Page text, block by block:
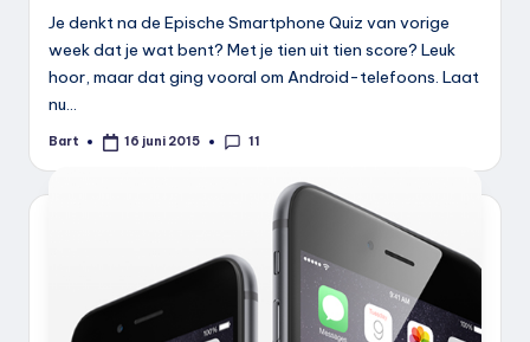
Je denkt na de Epische Smartphone Quiz van vorige
week dat je wat bent? Met je tien uit tien score? Leuk
hoor, maar dat ging vooral om Android-telefoons. Laat
nu…
Geplaatst
Bart 16 juni 2015 11